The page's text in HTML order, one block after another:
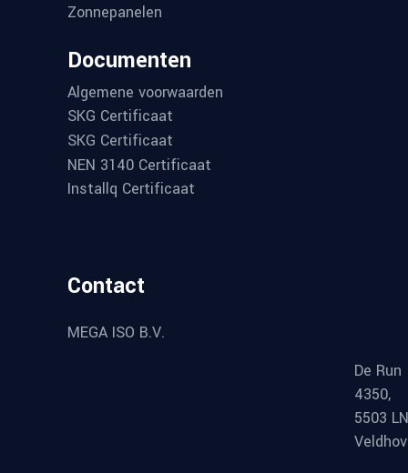
Zonnepanelen
Documenten
Algemene voorwaarden
SKG Certificaat
SKG Certificaat
NEN 3140 Certificaat
Installq Certificaat
Contact
MEGA ISO B.V.
De Run
4350,
5503 LN